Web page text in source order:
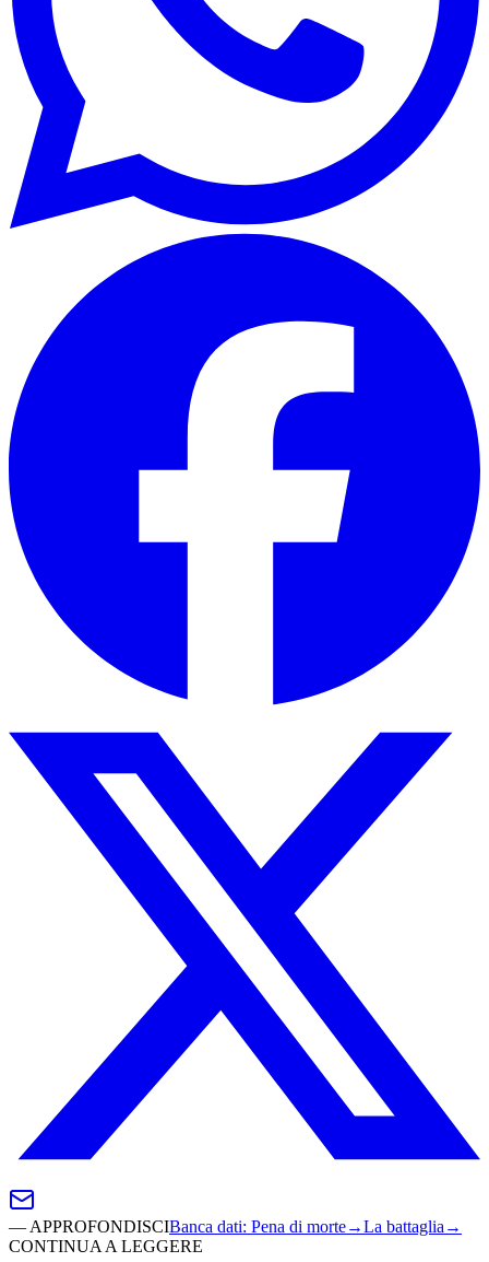
— APPROFONDISCIBanca dati: Pena di morte→La battaglia →
CONTINUA A LEGGERE